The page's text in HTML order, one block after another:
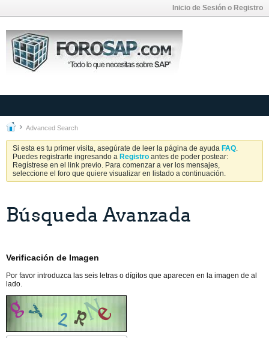
Inicio de Sesión o Registro
Advanced Search
Si esta es tu primer visita, asegúrate de leer la página de ayuda FAQ.
Puedes registrarte ingresando a Registro antes de poder postear:
Regístrese en el link previo. Para comenzar a ver los mensajes,
seleccione el foro que quiere visualizar en listado a continuación.
Búsqueda Avanzada
Verificación de Imagen
Por favor introduzca las seis letras o dígitos que aparecen en la imagen de al
lado.